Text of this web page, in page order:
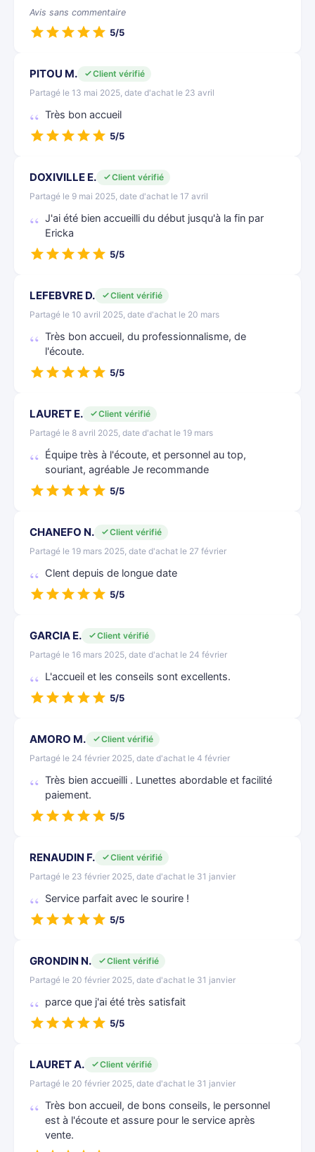
Avis sans commentaire
5/5
PITOU M.
Client vérifié
Partagé le 13 mai 2025, date d'achat le 23 avril
Très bon accueil
5/5
DOXIVILLE E.
Client vérifié
Partagé le 9 mai 2025, date d'achat le 17 avril
J'ai été bien accueilli du début jusqu'à la fin par
Ericka
5/5
LEFEBVRE D.
Client vérifié
Partagé le 10 avril 2025, date d'achat le 20 mars
Très bon accueil, du professionnalisme, de
l'écoute.
5/5
LAURET E.
Client vérifié
Partagé le 8 avril 2025, date d'achat le 19 mars
Équipe très à l'écoute, et personnel au top,
souriant, agréable Je recommande
5/5
CHANEFO N.
Client vérifié
Partagé le 19 mars 2025, date d'achat le 27 février
Clent depuis de longue date
5/5
GARCIA E.
Client vérifié
Partagé le 16 mars 2025, date d'achat le 24 février
L'accueil et les conseils sont excellents.
5/5
AMORO M.
Client vérifié
Partagé le 24 février 2025, date d'achat le 4 février
Très bien accueilli . Lunettes abordable et facilité
paiement.
5/5
RENAUDIN F.
Client vérifié
Partagé le 23 février 2025, date d'achat le 31 janvier
Service parfait avec le sourire !
5/5
GRONDIN N.
Client vérifié
Partagé le 20 février 2025, date d'achat le 31 janvier
parce que j'ai été très satisfait
5/5
LAURET A.
Client vérifié
Partagé le 20 février 2025, date d'achat le 31 janvier
Très bon accueil, de bons conseils, le personnel
est à l'écoute et assure pour le service après
vente.